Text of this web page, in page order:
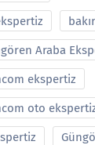
Araba
ekspertiz
oto